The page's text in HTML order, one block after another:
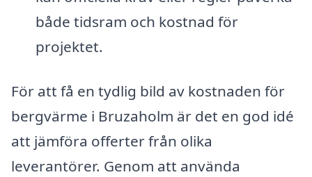
både tidsram och kostnad för
projektet.
För att få en tydlig bild av kostnaden för
bergvärme i Bruzaholm är det en god idé
att jämföra offerter från olika
leverantörer. Genom att använda